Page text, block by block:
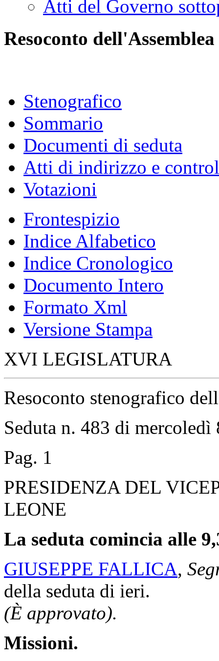
Atti del Governo
Resoconto dell'Assemblea
Stenografico
Sommario
Documenti di seduta
Atti di indirizzo e
Votazioni
Frontespizio
Indice Alfabetico
Indice Cronologico
Documento Intero
Formato Xml
Versione Stampa
XVI LEGISLATURA
Resoconto stenografico
Seduta n. 483 di
Pag. 1
PRESIDENZA DEL
LEONE
La seduta comincia alle
GIUSEPPE FALLICA,
della seduta di ieri.
(È approvato).
Missioni.